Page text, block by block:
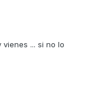
... si no lo